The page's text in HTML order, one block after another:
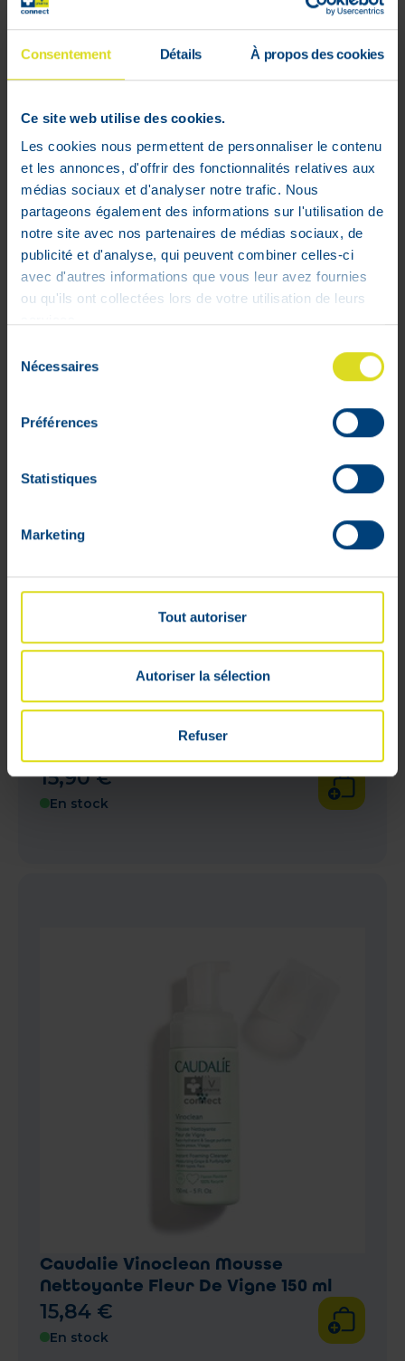
Consentement Détails À propos des cookies
Ce site web utilise des cookies.
Les cookies nous permettent de personnaliser le contenu
et les annonces, d'offrir des fonctionnalités relatives aux
médias sociaux et d'analyser notre trafic. Nous
partageons également des informations sur l'utilisation de
notre site avec nos partenaires de médias sociaux, de
publicité et d'analyse, qui peuvent combiner celles-ci
avec d'autres informations que vous leur avez fournies
ou qu'ils ont collectées lors de votre utilisation de leurs
Nécessaires
Préférences
Statistiques
Marketing
Tout autoriser
Autoriser la sélection
Refuser
Caudalie Vinohydra Crème
Hydratation Intense 50 ml
18,99€
En stock
La Rosée Gelee Micellaire
15,90€
En stock
Caudalie Vinoclean Mousse
Nettoyante Fleur De Vigne 150 ml
15,84 €
En stock